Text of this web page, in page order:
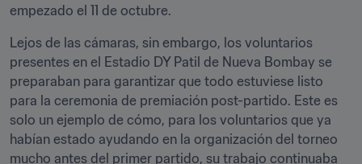
empezado el 11 de octubre.
Lejos de las cámaras, sin embargo, los voluntarios
presentes en el Estadio DY Patil de Nueva Bombay se
preparaban para garantizar que todo estuviese listo
para la ceremonia de premiación post-partido. Este es
solo un ejemplo de cómo, para los voluntarios que ya
habían estado ayudando en la organización del torneo
mucho antes del primer partido, su trabajo continuaba